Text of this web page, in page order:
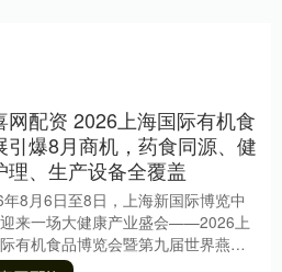
网配资 2026上海国际有机食
引爆8月商机，药食同源、健
理、生产设备全覆盖
8月6日至8日，上海新国际博览中
来一场大健康产业盛会——2026上
有机食品博览会暨第九届世界燕窝
品博览会。本届展会不仅聚焦有机